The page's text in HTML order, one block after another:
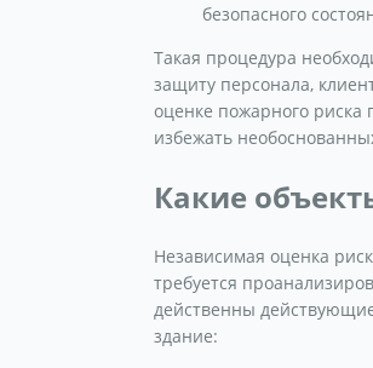
безопасного
Такая процедура
защиту персонала,
оценке пожарного риска
избежать
Какие
Независимая оценка
требуется
действенны
здание: